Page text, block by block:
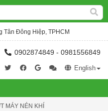
Tân Đông Hiệp, TPHCM
0902874849 - 0981556849
English
MÁY NÉN KHÍ